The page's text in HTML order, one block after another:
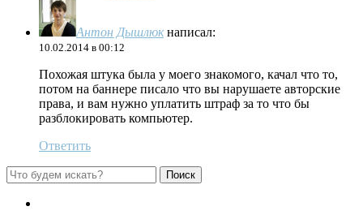
Антон Дышлюк написал:
10.02.2014 в 00:12
Похожая штука была у моего знакомого, качал что то,
потом на баннере писало что вы нарушаете авторские
права, и вам нужно уплатить штраф за то что бы
разблокировать компьютер.
Ответить